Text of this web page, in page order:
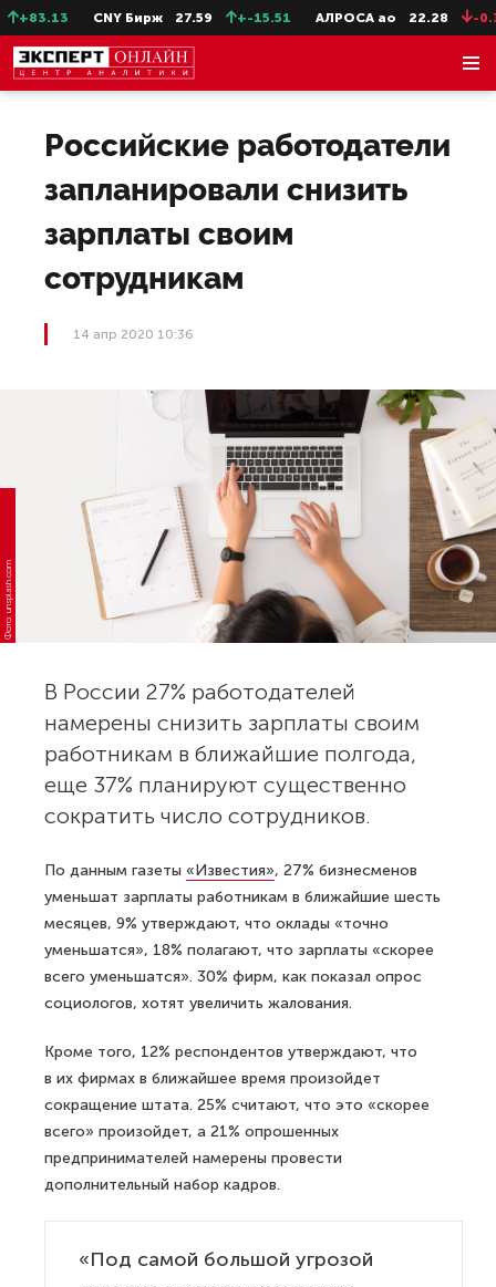
CNY Бирж 27.59 +-15.51 АЛРОСА ао 22.28 -0.31
Российские работодатели
запланировали снизить
зарплаты своим
сотрудникам
14 апр 2020 10:36
Фото: unsplash.com
В России 27% работодателей
намерены снизить зарплаты своим
работникам в ближайшие полгода,
еще 37% планируют существенно
сократить число сотрудников.
По данным газеты «Известия», 27% бизнесменов
уменьшат зарплаты работникам в ближайшие шесть
месяцев, 9% утверждают, что оклады «точно
уменьшатся», 18% полагают, что зарплаты «скорее
всего уменьшатся». 30% фирм, как показал опрос
социологов, хотят увеличить жалования.
Кроме того, 12% респондентов утверждают, что
в их фирмах в ближайшее время произойдет
сокращение штата. 25% считают, что это «скорее
всего» произойдет, а 21% опрошенных
предпринимателей намерены провести
дополнительный набор кадров.
«Под самой большой угрозой